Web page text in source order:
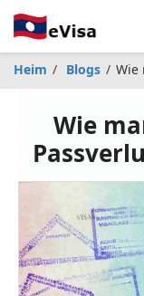
Heim Blogs Wie
Wie